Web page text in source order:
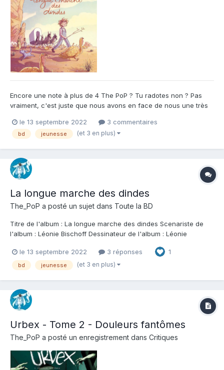
Encore une note à plus de 4 The PoP ? Tu radotes non ? Pas
vraiment, c'est juste que nous avons en face de nous une très
septembre deviennent de plus en plus difficiles en termes de
choix pour les amateurs de bd. Cette ad...
le 13 septembre 2022 3 commentaires
bd jeunesse (et 3 en plus)
La longue marche des dindes
The_PoP a posté un sujet dans Toute la BD
Titre de l'album : La longue marche des dindes Scenariste de
l'album : Léonie Bischoff Dessinateur de l'album : Léonie
sevres Note : Résumé de l'album : Missouri, été 1860. Après avoir
quadruplé son CE1 à 15...
le 13 septembre 2022 3 réponses 1
bd jeunesse (et 3 en plus)
Urbex - Tome 2 - Douleurs fantômes
The_PoP a posté un enregistrement dans Critiques